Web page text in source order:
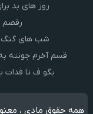
روز های بد
رقصم
شب های گنگ
قسم آخرم جونته
بگو ف تا فدات
همه حقوق مادی ،